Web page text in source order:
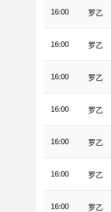
16:00 罗乙
16:00 罗乙
16:00 罗乙
16:00 罗乙
16:00 罗乙
16:00 罗乙
16:00 罗乙